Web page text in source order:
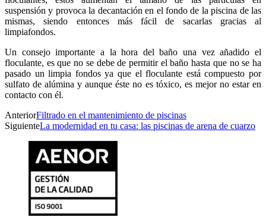
suspensión y provoca la decantación en el fondo de la piscina de las
mismas, siendo entonces más fácil de sacarlas gracias al
limpiafondos.
Un consejo importante a la hora del baño una vez añadido el
floculante, es que no se debe de permitir el baño hasta que no se ha
pasado un limpia fondos ya que el floculante está compuesto por
sulfato de alúmina y aunque éste no es tóxico, es mejor no estar en
contacto con él.
AnteriorFiltrado en el mantenimiento de piscinas
SiguienteLa modernidad en tu casa: las piscinas de arena de cuarzo